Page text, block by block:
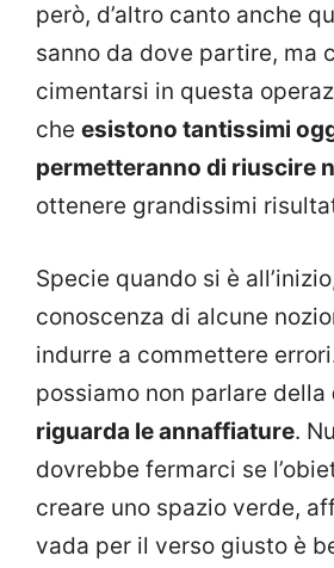
però, d’altro canto anche
sanno da dove partire, ma
cimentarsi in questa
che esistono tantissimi
permetteranno di riuscire
ottenere grandissimi
Specie quando si è
conoscenza di alcune
indurre a commettere
possiamo non parlare della
riguarda le annaffiature.
dovrebbe fermarci se
creare uno spazio verde,
vada per il verso giusto è